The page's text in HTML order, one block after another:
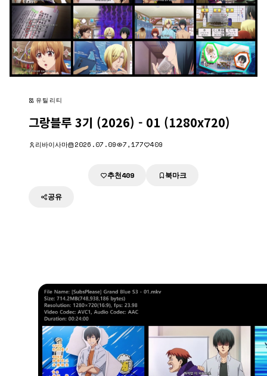
유틸리티
그랑블루 3기 (2026) - 01 (1280x720)
리바이사마 2026.07.09 7,177 409
추천409 북마크
공유